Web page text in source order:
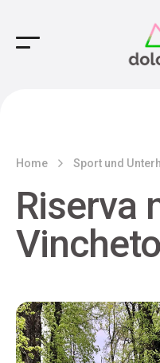
Main
Home Sport und
Riserva